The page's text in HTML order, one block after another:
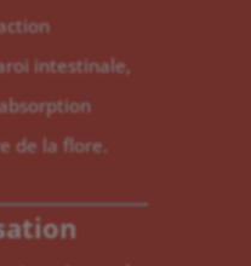
intestinale,
de la flore.